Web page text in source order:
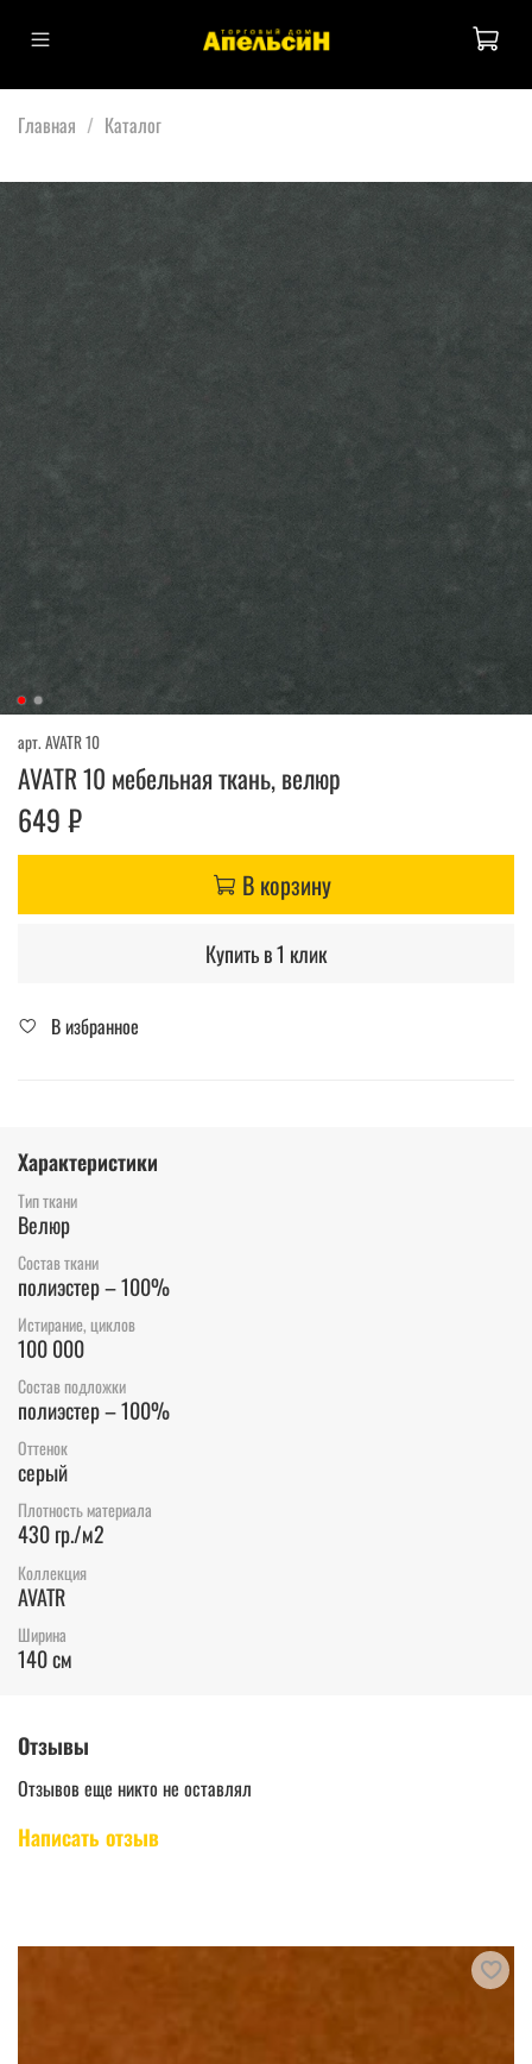
Главная Каталог
арт. AVATR 10
AVATR 10 мебельная ткань, велюр
649 ₽
В корзину
Купить в 1 клик
В избранное
Характеристики
Тип ткани
Велюр
Состав ткани
полиэстер – 100%
Истирание, циклов
100 000
Состав подложки
полиэстер – 100%
Оттенок
серый
Плотность материала
430 гр./м2
Коллекция
AVATR
Ширина
140 см
Отзывы
Отзывов еще никто не оставлял
Написать отзыв